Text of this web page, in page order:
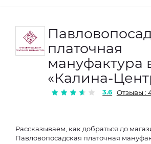
платочная
мануфактура
«Калина-
3.6 Отзывы :
Рассказываем, как добраться до
Павловопосадская платочная